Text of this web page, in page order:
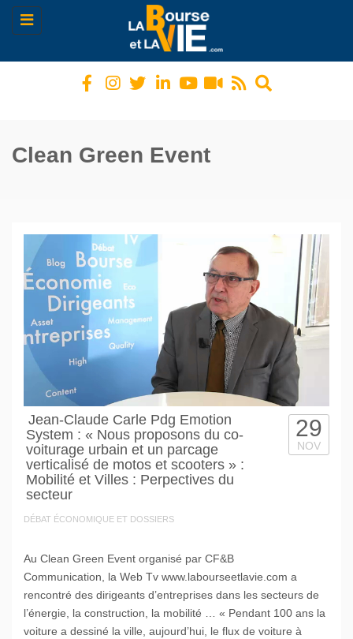
Toggle
navigation
Clean Green Event
Jean-Claude Carle Pdg Emotion
System : « Nous proposons du co-
voiturage urbain et un parcage
verticalisé de motos et scooters » :
Mobilité et Villes : Perpectives du
secteur
DÉBAT ÉCONOMIQUE ET DOSSIERS
29
NOV
Au Clean Green Event organisé par CF&B
Communication, la Web Tv www.labourseetlavie.com a
rencontré des dirigeants d’entreprises dans les secteurs de
l’énergie, la construction, la mobilité … « Pendant 100 ans la
voiture a dessiné la ville, aujourd’hui, le flux de voiture à